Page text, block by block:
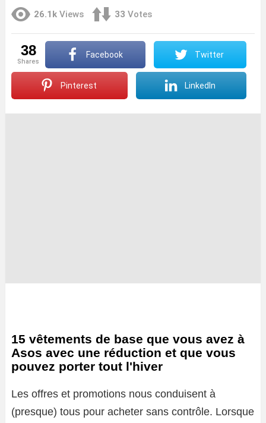
26.1k Views 33 Votes
38
shares
Facebook Twitter
Pinterest LinkedIn
15 vêtements de base que vous avez à
Asos avec une réduction et que vous
pouvez porter tout l'hiver
Les offres et promotions nous conduisent à
(presque) tous pour acheter sans contrôle. Lorsque